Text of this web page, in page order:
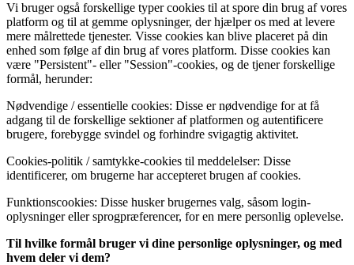
Vi bruger også forskellige typer cookies til at spore din brug af vores
platform og til at gemme oplysninger, der hjælper os med at levere
mere målrettede tjenester. Visse cookies kan blive placeret på din
enhed som følge af din brug af vores platform. Disse cookies kan
være "Persistent"- eller "Session"-cookies, og de tjener forskellige
formål, herunder:
Nødvendige / essentielle cookies: Disse er nødvendige for at få
adgang til de forskellige sektioner af platformen og autentificere
brugere, forebygge svindel og forhindre svigagtig aktivitet.
Cookies-politik / samtykke-cookies til meddelelser: Disse
identificerer, om brugerne har accepteret brugen af cookies.
Funktionscookies: Disse husker brugernes valg, såsom login-
oplysninger eller sprogpræferencer, for en mere personlig oplevelse.
Til hvilke formål bruger vi dine personlige oplysninger, og med
hvem deler vi dem?